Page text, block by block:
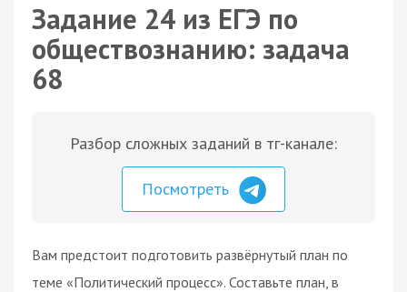
Задание 24 из ЕГЭ по
обществознанию: задача
68
Разбор сложных заданий в тг-канале:
Посмотреть
Вам предстоит подготовить развёрнутый план по
теме «Политический процесс». Составьте план, в